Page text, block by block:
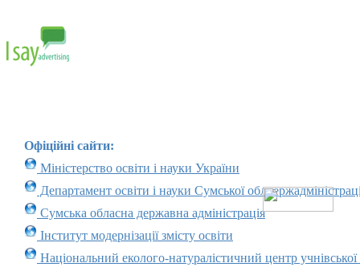
Офіційні сайти:
Міністерство освіти і науки України
Департамент освіти і науки Сумської
Сумська обласна державна адміністрація
Інститут модернізації змісту освіти
Національний еколого-натуралістичний центр учнівської